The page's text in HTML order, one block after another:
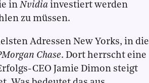
in Nvidia investiert werden
zu müssen.
Adressen New Yorks, in die
Chase. Dort herrscht eine
CEO Jamie Dimon steigt